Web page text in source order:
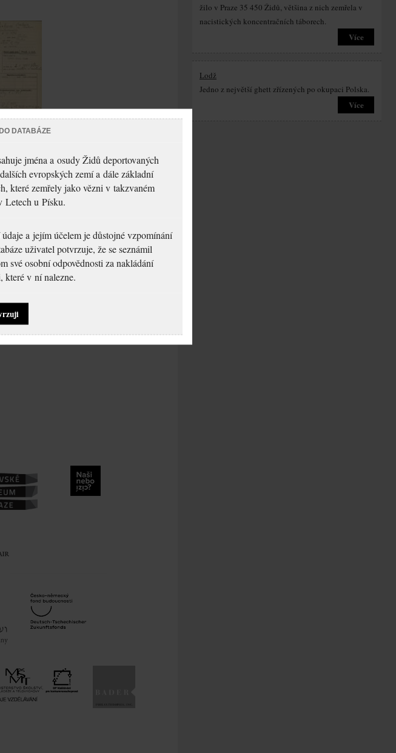
a
žilo v Praze 35 450 Židů, většina z nich zemřela v
nacistických koncentračních táborech.
Více
Lodž
Jedno z největší ghett zřízených po okupaci Polska.
Více
DATABÁZE
jména a osudy Židů deportovaných
evropských zemí a dále základní
které zemřely jako vězni v takzvaném
Letech u Písku.
a jejím účelem je důstojné vzpomínání
uživatel potvrzuje, že se seznámil
své osobní odpovědnosti za nakládání
které v ní nalezne.